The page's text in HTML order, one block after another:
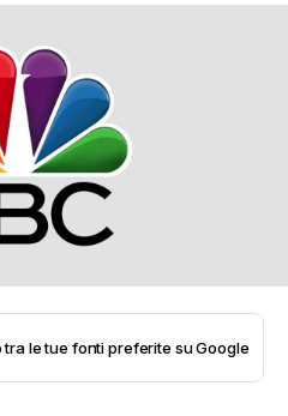
le tue fonti preferite su Google